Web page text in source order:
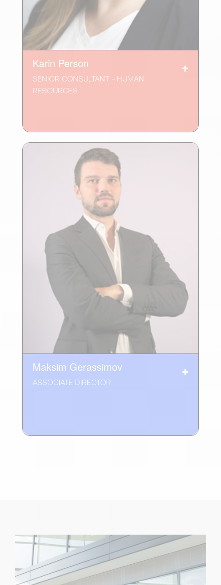
Karin Person
SENIOR CONSULTANT - HUMAN
RESOURCES
Maksim Gerassimov
ASSOCIATE DIRECTOR